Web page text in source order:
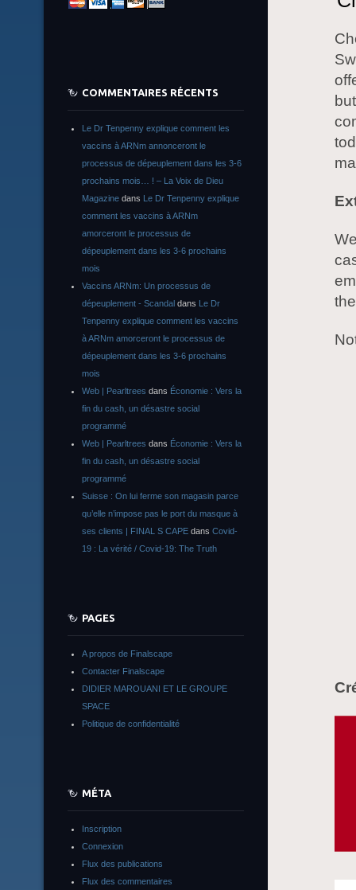
COMMENTAIRES RÉCENTS
Le Dr Tenpenny explique comment les
vaccins à ARNm annonceront le
processus de dépeuplement dans les 3-6
prochains mois… ! – La Voix de Dieu
Magazine dans Le Dr Tenpenny explique
comment les vaccins à ARNm
amorceront le processus de
dépeuplement dans les 3-6 prochains
mois
Vaccins ARNm: Un processus de
dépeuplement - Scandal dans Le Dr
Tenpenny explique comment les vaccins
à ARNm amorceront le processus de
dépeuplement dans les 3-6 prochains
mois
Web | Pearltrees dans Économie : Vers la
fin du cash, un désastre social
programmé
Web | Pearltrees dans Économie : Vers la
fin du cash, un désastre social
programmé
Suisse : On lui ferme son magasin parce
qu’elle n’impose pas le port du masque à
ses clients | FINAL S CAPE dans Covid-
19 : La vérité / Covid-19: The Truth
PAGES
A propos de Finalscape
Contacter Finalscape
DIDIER MAROUANI ET LE GROUPE
SPACE
Politique de confidentialité
MÉTA
Inscription
Connexion
Flux des publications
Flux des commentaires